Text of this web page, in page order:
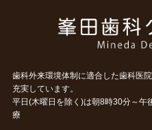
歯科外来環境体制に適合した歯科医
充実しています。
平日(木曜日を除く)は朝8時30分～
療